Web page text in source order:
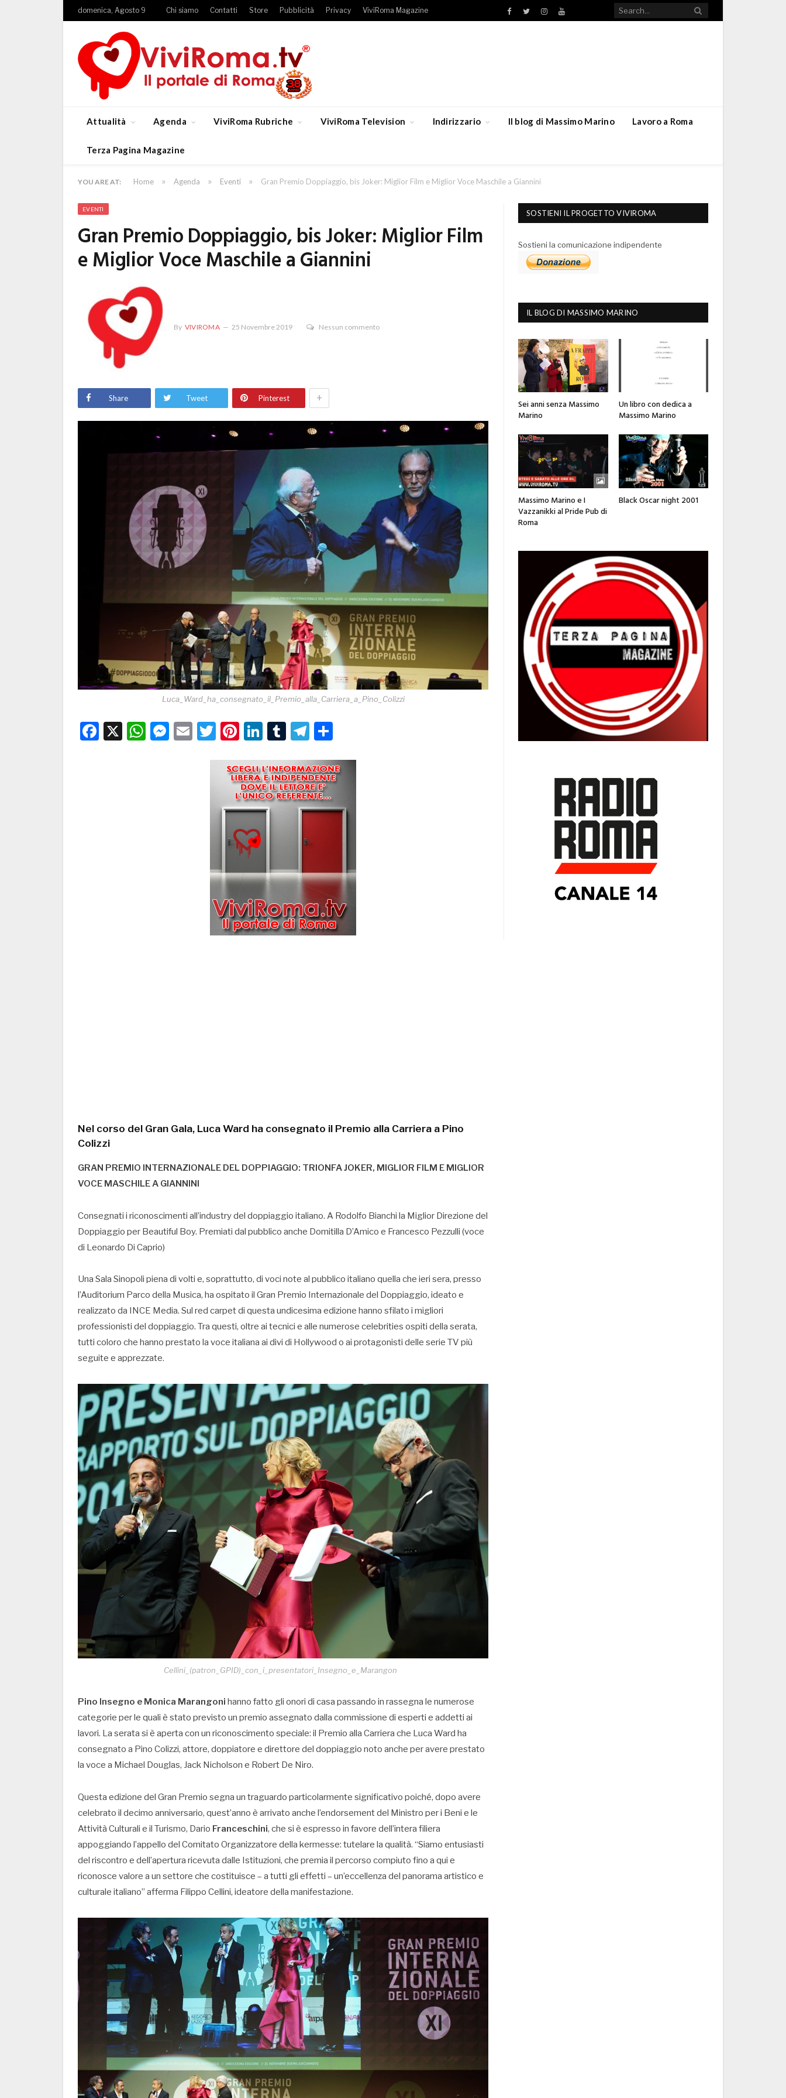
domenica, Agosto 9 Chi siamo Contatti Store Pubblicità Privacy ViviRoma Magazine Facebook
TwitterInstagramYouTube
Attualità Agenda ViviRoma Rubriche ViviRoma Television Indirizzario Il blog di Massimo Marino Lavoro a Roma
Terza Pagina Magazine
YOU ARE AT: Home » Agenda » Eventi » Gran Premio Doppiaggio, bis Joker: Miglior Film e Miglior Voce Maschile a Giannini
EVENTI
Gran Premio Doppiaggio, bis Joker: Miglior Film
e Miglior Voce Maschile a Giannini
By VIVIROMA 25 Novembre 2019 Nessun commento
Share Tweet Pinterest +
Luca_Ward_ha_consegnato_il_Premio_alla_Carriera_a_Pino_Colizzi
Facebook
X WhatsApp
Messenger
EmailTwitter
Pinterest
LinkedIn
TumblrTelegram
Nel corso del Gran Gala, Luca Ward ha consegnato il Premio alla Carriera a Pino
Colizzi
GRAN PREMIO INTERNAZIONALE DEL DOPPIAGGIO: TRIONFA JOKER, MIGLIOR FILM E MIGLIOR
VOCE MASCHILE A GIANNINI
Consegnati i riconoscimenti all’industry del doppiaggio italiano. A Rodolfo Bianchi la Miglior Direzione del
Doppiaggio per Beautiful Boy. Premiati dal pubblico anche Domitilla D’Amico e Francesco Pezzulli (voce
di Leonardo Di Caprio)
Una Sala Sinopoli piena di volti e, soprattutto, di voci note al pubblico italiano quella che ieri sera, presso
l’Auditorium Parco della Musica, ha ospitato il Gran Premio Internazionale del Doppiaggio, ideato e
realizzato da INCE Media. Sul red carpet di questa undicesima edizione hanno sfilato i migliori
professionisti del doppiaggio. Tra questi, oltre ai tecnici e alle numerose celebrities ospiti della serata,
tutti coloro che hanno prestato la voce italiana ai divi di Hollywood o ai protagonisti delle serie TV più
seguite e apprezzate.
Cellini_(patron_GPID)_con_i_presentatori_Insegno_e_Marangon
Pino Insegno e Monica Marangoni hanno fatto gli onori di casa passando in rassegna le numerose
categorie per le quali è stato previsto un premio assegnato dalla commissione di esperti e addetti ai
lavori. La serata si è aperta con un riconoscimento speciale: il Premio alla Carriera che Luca Ward ha
consegnato a Pino Colizzi, attore, doppiatore e direttore del doppiaggio noto anche per avere prestato
la voce a Michael Douglas, Jack Nicholson e Robert De Niro.
Questa edizione del Gran Premio segna un traguardo particolarmente significativo poiché, dopo avere
celebrato il decimo anniversario, quest’anno è arrivato anche l’endorsement del Ministro per i Beni e le
Attività Culturali e il Turismo, Dario Franceschini, che si è espresso in favore dell’intera filiera
appoggiando l’appello del Comitato Organizzatore della kermesse: tutelare la qualità. “Siamo entusiasti
del riscontro e dell’apertura ricevuta dalle Istituzioni, che premia il percorso compiuto fino a qui e
riconosce valore a un settore che costituisce – a tutti gli effetti – un’eccellenza del panorama artistico e
culturale italiano” afferma Filippo Cellini, ideatore della manifestazione.
SOSTIENI IL PROGETTO VIVIROMA
Sostieni la comunicazione indipendente
IL BLOG DI MASSIMO MARINO
Sei anni senza Massimo
Marino
Un libro con dedica a
Massimo Marino
Massimo Marino e I
Vazzanikki al Pride Pub di
Roma
Black Oscar night 2001